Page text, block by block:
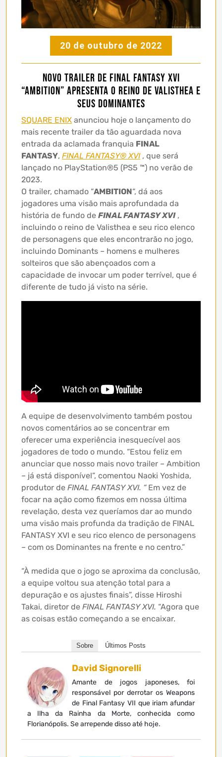
20 de outubro de 2022
Novo trailer de FINAL FANTASY XVI
“AMBITION” apresenta o Reino de Valisthea e
seus Dominantes
SQUARE ENIX anunciou hoje o lançamento do
mais recente trailer da tão aguardada nova
entrada da aclamada franquia FINAL
FANTASY, FINAL FANTASY® XVI, que será
lançado no PlayStation®5 (PS5 ™) no verão de
2023.
O trailer, chamado “AMBITION“, dá aos
jogadores uma visão mais aprofundada da
história de fundo de FINAL FANTASY XVI,
incluindo o reino de Valisthea e seu rico elenco
de personagens que eles encontrarão no jogo,
incluindo Dominants – homens e mulheres
solteiros que são abençoados com a
capacidade de invocar um poder terrível, que é
diferente de tudo já visto na série.
A equipe de desenvolvimento também postou
novos comentários ao se concentrar em
oferecer uma experiência inesquecível aos
jogadores de todo o mundo. “Estou feliz em
anunciar que nosso mais novo trailer – Ambition
– já está disponível”, comentou Naoki Yoshida,
produtor de FINAL FANTASY XVI. “Em vez de
focar na ação como fizemos em nossa última
revelação, desta vez queríamos dar ao mundo
uma visão mais profunda da tradição de FINAL
FANTASY XVI e seu rico elenco de personagens
– com os Dominantes na frente e no centro.”
“À medida que o jogo se aproxima da conclusão,
a equipe voltou sua atenção total para a
depuração e os ajustes finais”, disse Hiroshi
Takai, diretor de FINAL FANTASY XVI. “Agora que
as coisas estão começando a se encaixar.
Sobre Últimos Posts
David Signorelli
Amante de jogos japoneses, foi
responsável por derrotar os Weapons
de Final Fantasy VII que iriam afundar
a Ilha da Rainha da Morte, conhecida como
Florianópolis. Se arrepende disso até hoje.